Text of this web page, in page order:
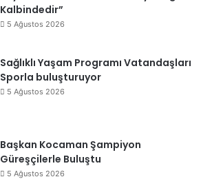
Kalbindedir”
5 Ağustos 2026
Sağlıklı Yaşam Programı Vatandaşları
Sporla buluşturuyor
5 Ağustos 2026
Başkan Kocaman Şampiyon
Güreşçilerle Buluştu
5 Ağustos 2026